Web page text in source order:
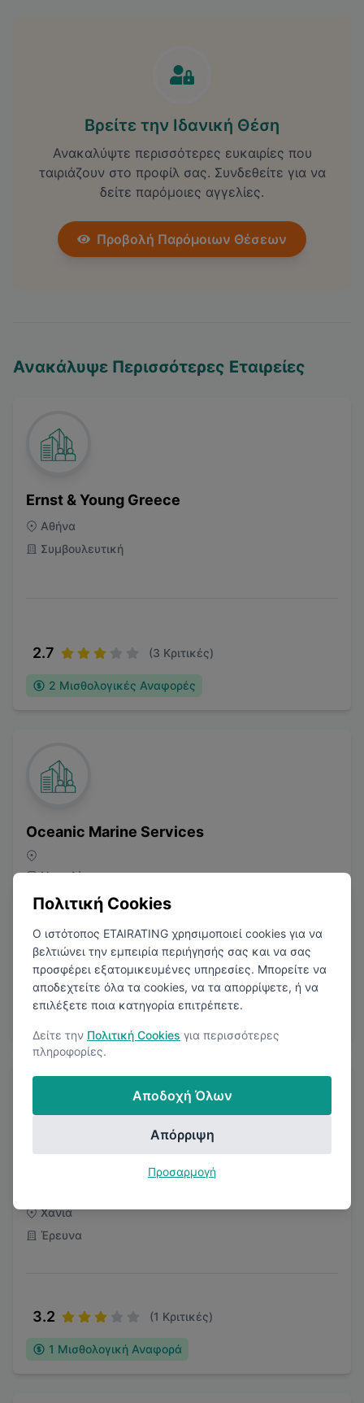
Βρείτε την Ιδανική Θέση
Ανακαλύψτε περισσότερες ευκαιρίες που
ταιριάζουν στο προφίλ σας. Συνδεθείτε για να
δείτε παρόμοιες αγγελίες.
Προβολή Παρόμοιων Θέσεων
Ανακάλυψε Περισσότερες Εταιρείες
Ernst & Young Greece
Αθήνα
Συμβουλευτική
2.7 (3 Κριτικές)
2 Μισθολογικές Αναφορές
Oceanic Marine Services
Ναυτιλία
4.4 (1Κριτικές)
CIHEAM Mediterranean Agronomic Institute
Χανιά
Έρευνα
3.2 (1 Κριτικές)
1 Μισθολογική Αναφορά
Πολιτική Cookies
Ο ιστότοπος ETAIRATING χρησιμοποιεί cookies για να
βελτιώνει την εμπειρία περιήγησής σας και να σας
προσφέρει εξατομικευμένες υπηρεσίες. Μπορείτε να
αποδεχτείτε όλα τα cookies, να τα απορρίψετε, ή να
επιλέξετε ποια κατηγορία επιτρέπετε.
Δείτε την Πολιτική Cookies για περισσότερες
πληροφορίες.
Αποδοχή Όλων
Απόρριψη
Προσαρμογή